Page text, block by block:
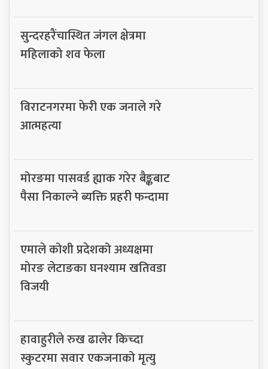
सुन्दरहरैंचास्थित जंगल क्षेत्रमा
महिलाको शव फेला
विराटनगरमा फेरी एक जनाले गरे
आत्महत्या
मोरङमा पासवर्ड ह्याक गरेर बैङ्कबाट
पैसा निकाल्ने ब्यक्ति प्रहरी फन्दामा
एमाले कोशी प्रदेशको अध्यक्षमा
मोरङ लेटाङका घनश्याम खतिवडा
विजयी
हावाहुरीले रुख ढालेर किच्दा
स्कुटरमा सवार एकजनाको मृत्यु